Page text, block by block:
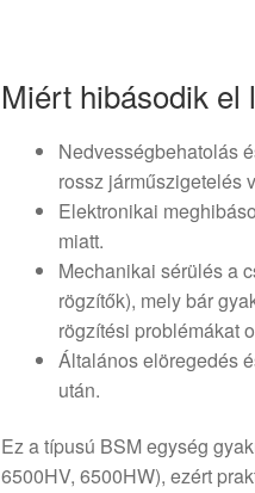
Miért hibásodik el
Nedvességbehatolás
rossz járműszigetelés
Elektronikai
miatt.
Mechanikai sérülés a
rögzítők), mely bár
rögzítési problémákat
Általános elöregedés
után.
Ez a típusú BSM egység
6500HV, 6500HW), ezért